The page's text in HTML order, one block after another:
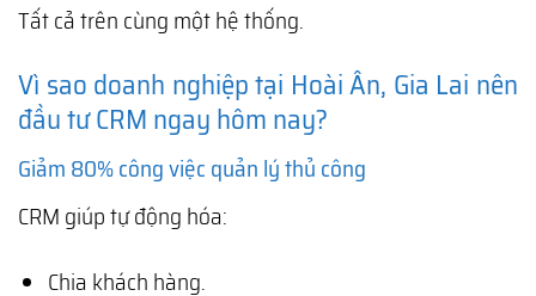
Tất cả trên cùng một hệ thống.
Vì sao doanh nghiệp tại Hoài Ân, Gia Lai nên
đầu tư CRM ngay hôm nay?
Giảm 80% công việc quản lý thủ công
CRM giúp tự động hóa:
Chia khách hàng.